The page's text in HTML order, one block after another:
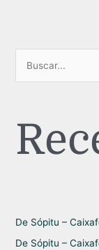
c
r
:
De Sópitu –
De Sópitu –